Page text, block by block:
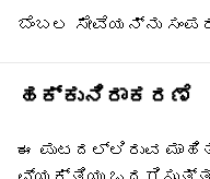
ಬೆಂಬಲ ಸೇವೆಯನ್ನು
ಹಕ್ಕುನಿರಾಕರಣೆ
ಈ ಪುಟದಲ್ಲಿರುವ